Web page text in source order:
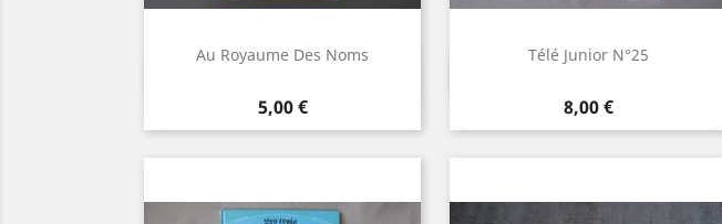
Au Royaume Des Noms
Prix
5,00 €
Télé Junior N°25
Prix
8,00 €